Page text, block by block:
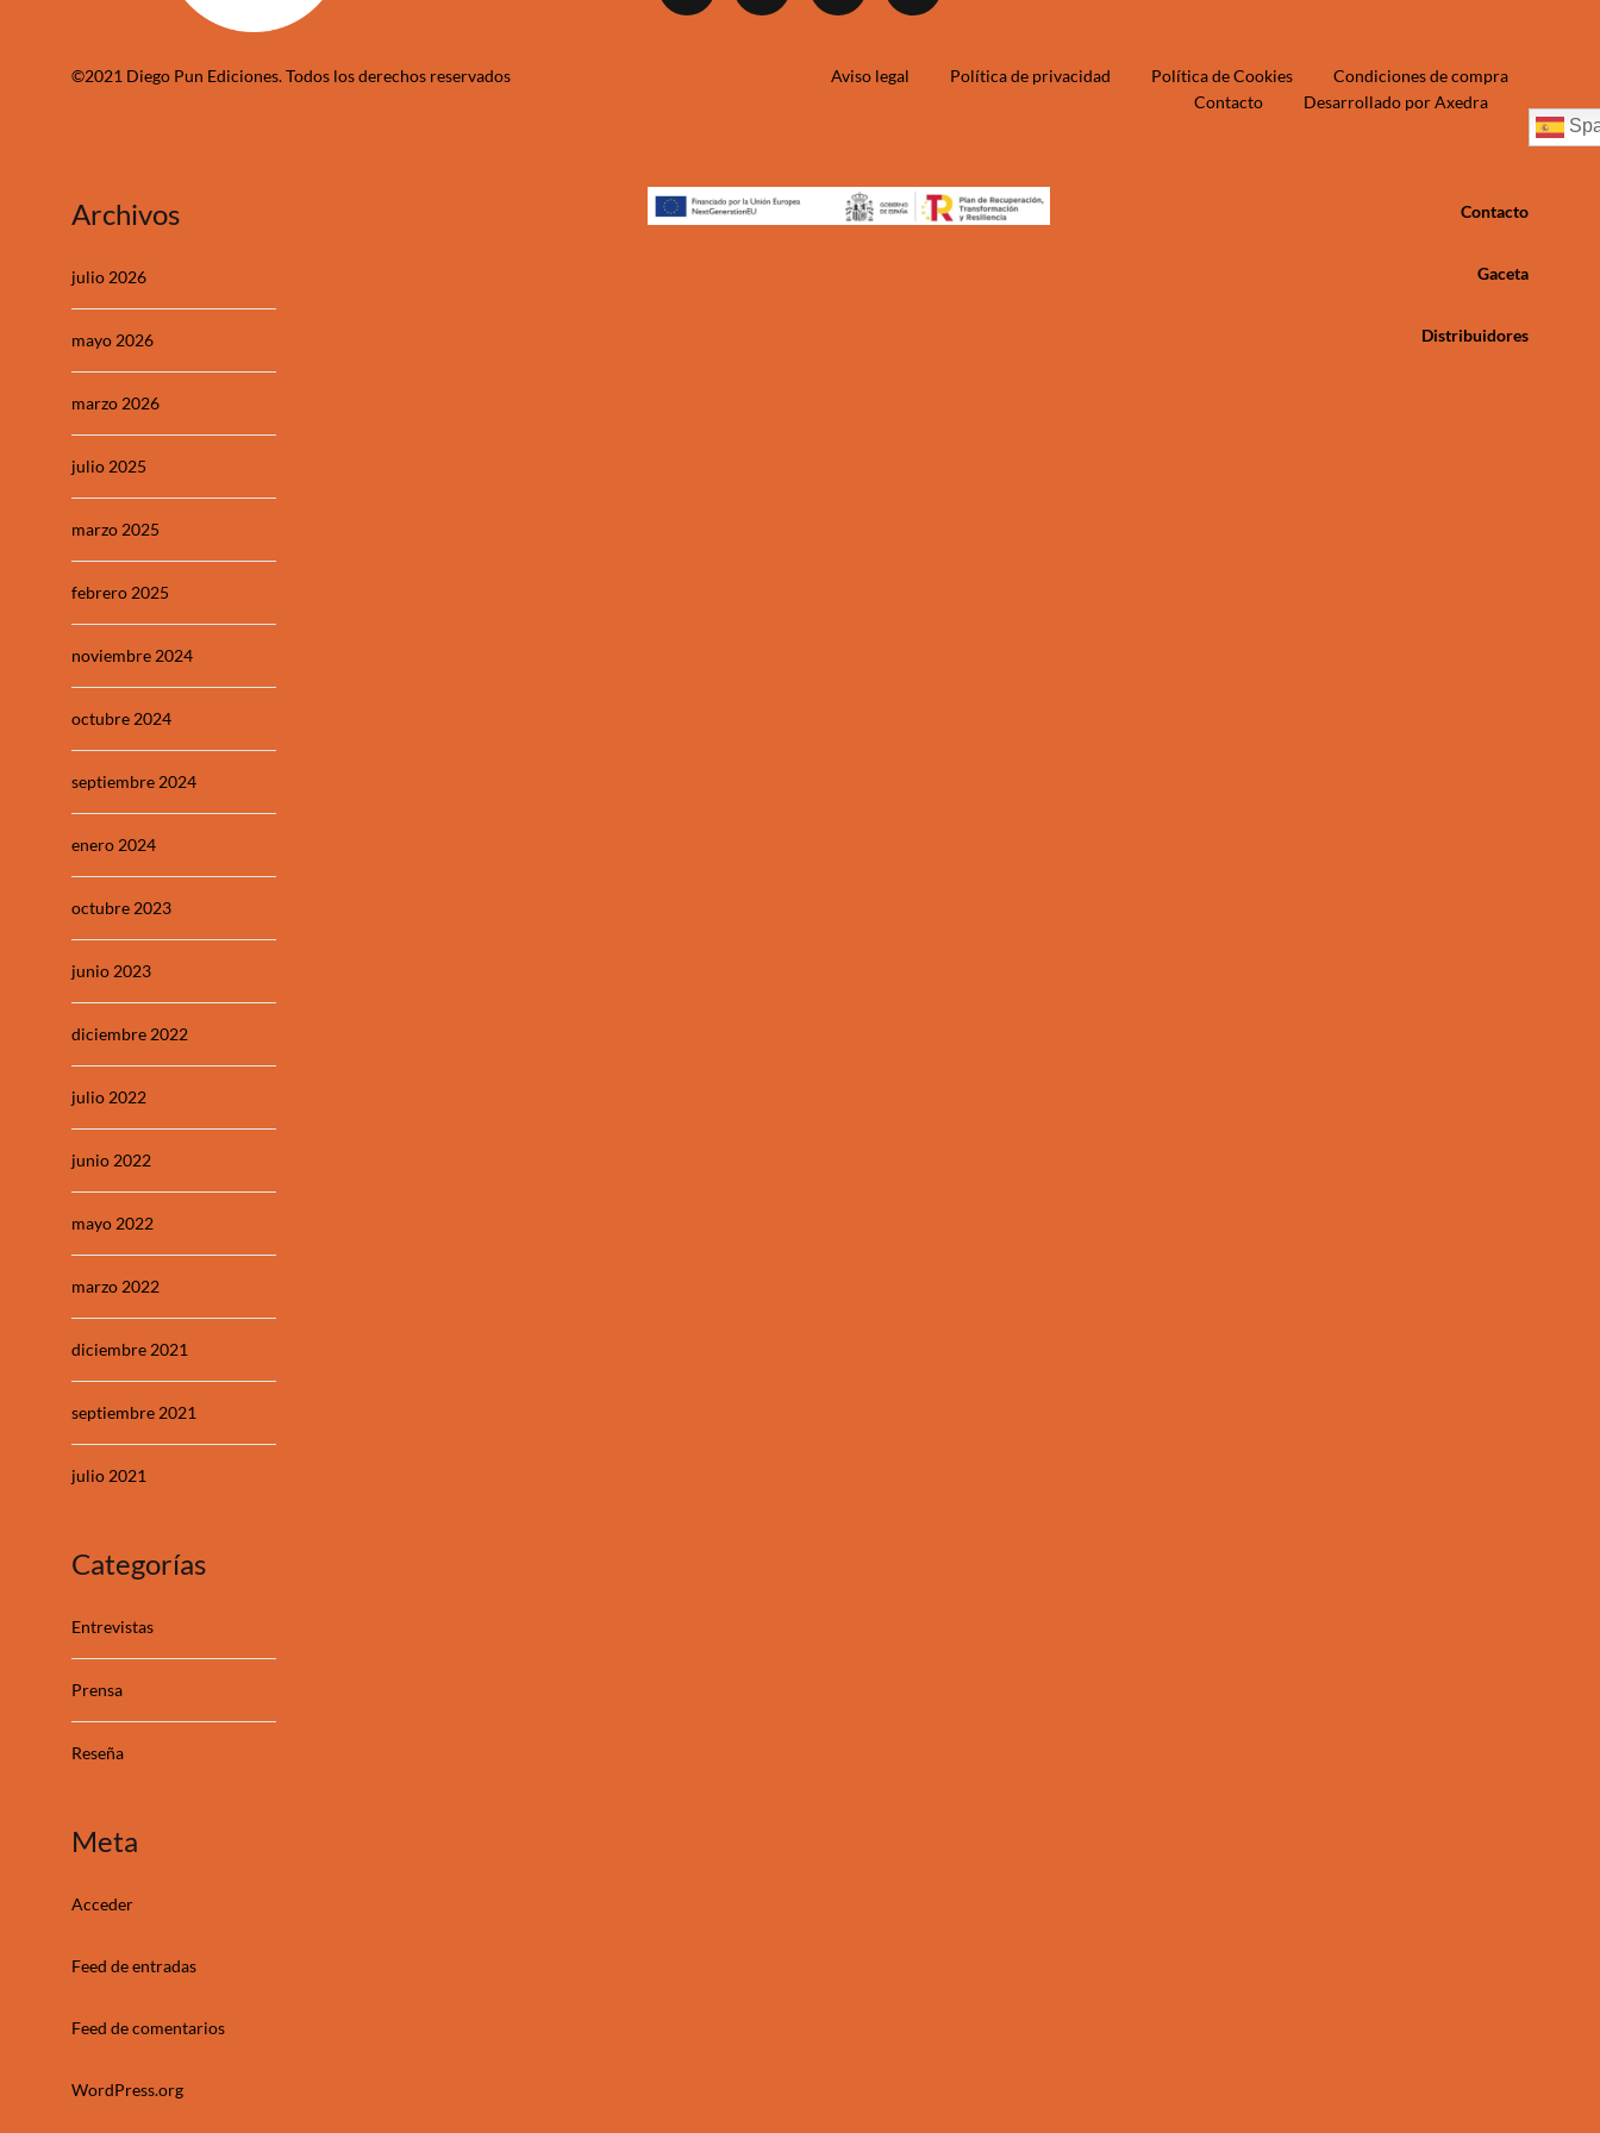
©2021 Diego Pun Ediciones. Todos los derechos reservados Aviso legal Política de privacidad Política de Cookies
Condiciones de compra
Contacto
Desarrollado por Axedra
Archivos
julio 2026
mayo 2026
marzo 2026
julio 2025
marzo 2025
febrero 2025
noviembre 2024
octubre 2024
septiembre 2024
enero 2024
octubre 2023
junio 2023
diciembre 2022
julio 2022
junio 2022
mayo 2022
marzo 2022
diciembre 2021
septiembre 2021
julio 2021
Categorías
Entrevistas
Prensa
Reseña
Meta
Acceder
Feed de entradas
Feed de comentarios
WordPress.org
Contacto
Gaceta
Distribuidores